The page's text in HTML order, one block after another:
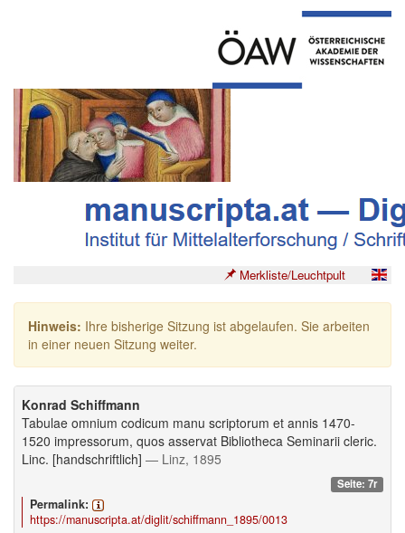
Merkliste/Leuchtpult
Hinweis: Ihre bisherige Sitzung ist abgelaufen. Sie arbeiten
in einer neuen Sitzung weiter.
Konrad Schiffmann
Tabulae omnium codicum manu scriptorum et annis 1470-
1520 impressorum, quos asservat Bibliotheca Seminarii cleric.
Linc. [handschriftlich] — Linz, 1895
Seite: 7r
Permalink:
https://manuscripta.at/diglit/schiffmann_1895/0013